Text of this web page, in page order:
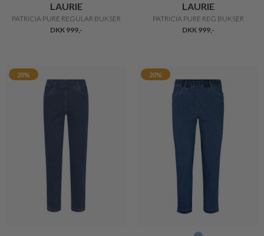
LAURIE
PATRICIA PURE REGULAR BUKSER
DKK 999,-
LAURIE
PATRICIA PURE REG BUKSER
DKK 999,-
20% 20%